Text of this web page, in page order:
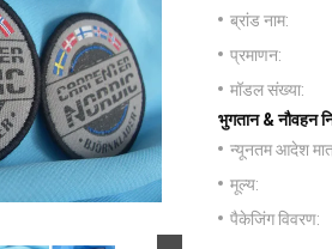
ब्रांड नाम:
प्रमाणन:
मॉडल संख्या:
भुगतान & नौवहन
न्यूनतम आदेश
मूल्य:
पैकेजिंग विवरण: